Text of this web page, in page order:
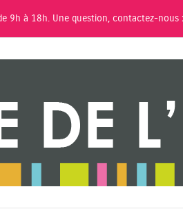
9h à 18h. Une question, contactez-